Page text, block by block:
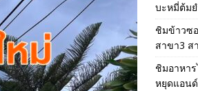
บะหมี่ต้ม
ชิมข้าวซ
สาขา3 ส
ชิมอาหา
หยุดแอน